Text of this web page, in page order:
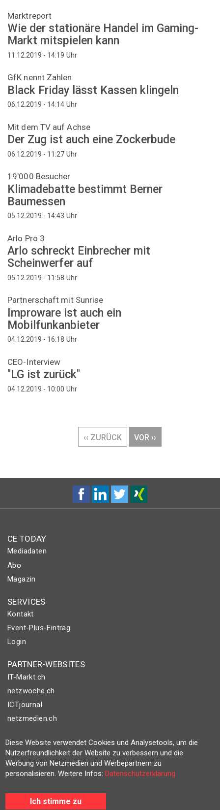
Marktreport
Wie der stationäre Handel im Gaming-
Markt mitspielen kann
11.12.2019 - 14:19 Uhr
GfK nennt Zahlen
Black Friday lässt Kassen klingeln
06.12.2019 - 14:14 Uhr
Mit dem TV auf Achse
Der Zug ist auch eine Zockerbude
06.12.2019 - 11:27 Uhr
19'000 Besucher
Klimadebatte bestimmt Berner
Baumessen
05.12.2019 - 14:43 Uhr
Arlo Pro 3
Arlo schreckt Einbrecher mit
Scheinwerfer auf
05.12.2019 - 11:58 Uhr
Partnerschaft mit Sunrise
Improware ist auch ein
Mobilfunkanbieter
04.12.2019 - 16:18 Uhr
CEO-Interview
"LG ist zurück"
04.12.2019 - 10:00 Uhr
VORHERIGE
SEITE
‹‹ ZURÜCK
NÄCHSTE
SEITE
VOR ››
CE TODAY
Mediadaten
Abo
Magazin
SERVICES
Kontakt
Event-Plus-Eintrag
Login
PARTNER-WEBSITES
IT-Markt.ch
netzwoche.ch
ICTjournal
netzmedien.ch
© NETZMEDIEN AG 2026
Impressum
AGB
Datenschutzerklärung
Diese Website verwendet Cookies und Analysetools, um die
Nutzerfreundlichkeit der Website zu verbessern und die
Werbung von Netzmedien und Werbepartnern zu
personalisieren. Weitere Infos:Datenschutzerklärung
Ich stimme zu